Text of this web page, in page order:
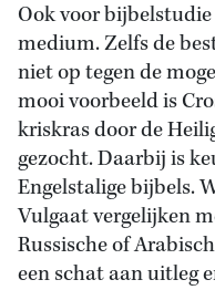
Ook voor
medium. Zelfs de
niet op tegen de
mooi voorbeeld is
kriskras door de
gezocht. Daarbij is
Engelstalige bijbels.
Vulgaat vergelijken
Russische of
een schat aan uitleg